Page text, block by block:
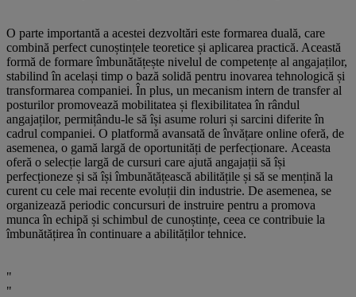
O parte importantă a acestei dezvoltări este formarea duală, care
combină perfect cunoștințele teoretice și aplicarea practică. Această
formă de formare îmbunătățește nivelul de competențe al angajaților,
stabilind în același timp o bază solidă pentru inovarea tehnologică și
transformarea companiei. În plus, un mecanism intern de transfer al
posturilor promovează mobilitatea și flexibilitatea în rândul
angajaților, permițându-le să își asume roluri și sarcini diferite în
cadrul companiei. O platformă avansată de învățare online oferă, de
asemenea, o gamă largă de oportunități de perfecționare. Aceasta
oferă o selecție largă de cursuri care ajută angajații să își
perfecționeze și să își îmbunătățească abilitățile și să se mențină la
curent cu cele mai recente evoluții din industrie. De asemenea, se
organizează periodic concursuri de instruire pentru a promova
munca în echipă și schimbul de cunoștințe, ceea ce contribuie la
îmbunătățirea în continuare a abilităților tehnice.